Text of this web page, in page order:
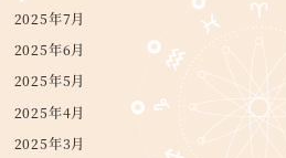
2025年7月
2025年6月
2025年5月
2025年4月
2025年3月